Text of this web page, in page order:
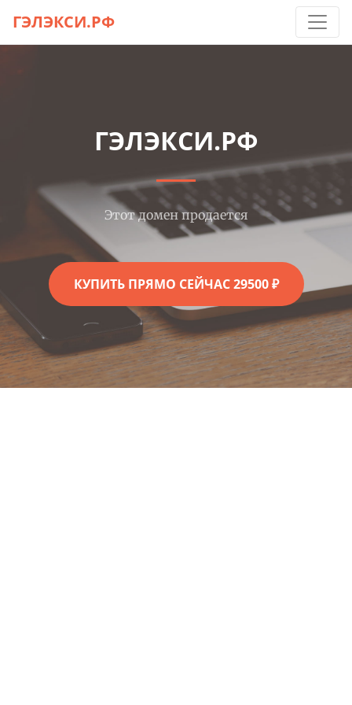
ГЭЛЭКСИ.РФ
ГЭЛЭКСИ.РФ
Этот домен продается
КУПИТЬ ПРЯМО СЕЙЧАС 29500 ₽